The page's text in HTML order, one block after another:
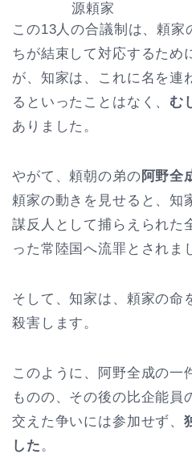
源頼家
この13人の合議制は、頼家
ちが結束して対応するため
が、知家は、これに名を連
るといったことはなく、 む
ありました。
やがて、頼朝の弟の阿野全
頼家の動きを見せると、知
謀反人として捕らえられた
った常陸国へ流罪とされま
そして、知家は、頼家の命
殺害します。
このように、阿野全成の一
ものの、その後の比企能員
交えた争いには参加せず、
した。